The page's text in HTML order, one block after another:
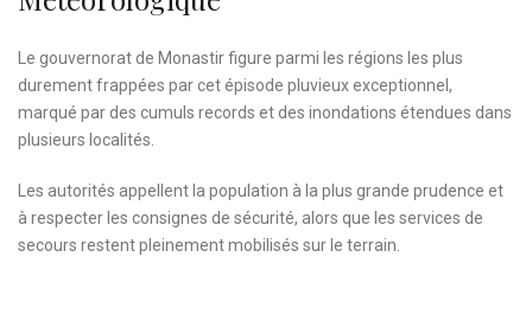
Le gouvernorat de Monastir figure parmi les régions les plus
durement frappées par cet épisode pluvieux exceptionnel,
marqué par des cumuls records et des inondations étendues dans
plusieurs localités.
Les autorités appellent la population à la plus grande prudence et
à respecter les consignes de sécurité, alors que les services de
secours restent pleinement mobilisés sur le terrain.